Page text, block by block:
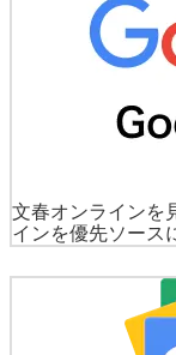
文春オンラインを
インを優先ソース